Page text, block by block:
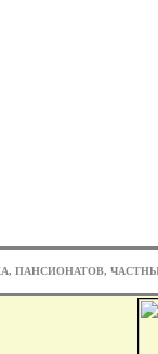
ПАНСИОНАТОВ,